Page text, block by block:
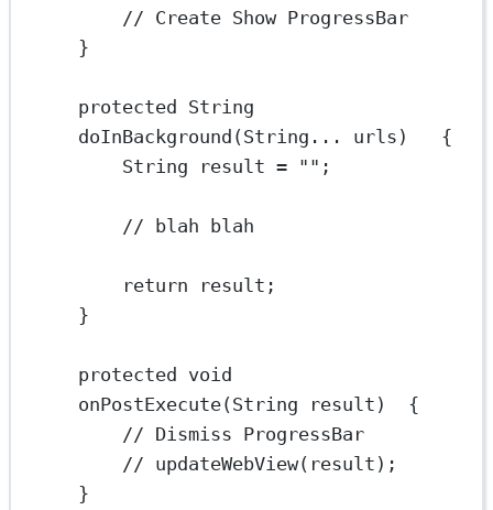
// Create Show ProgressBar
}
protected
doInBackground (String... urls )   {
String
result = "" ;
// blah blah
return result;
}
protected void
onPostExecute(String result )  {
// Dismiss ProgressBar
// updateWebView(result);
}